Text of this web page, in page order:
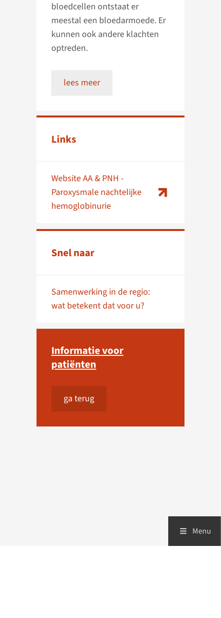
bloedcellen ontstaat er
meestal een bloedarmoede. Er
kunnen ook andere klachten
optreden.
lees meer
Links
Website AA & PNH -
Paroxysmale nachtelijke
hemoglobinurie
Snel naar
Samenwerking in de regio:
wat betekent dat voor u?
Informatie voor
patiënten
ga terug
Menu